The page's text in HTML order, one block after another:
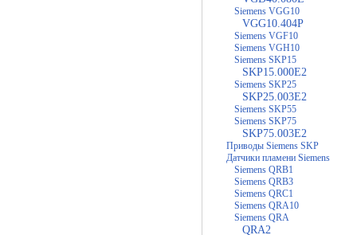
Siemens VGG10
VGG10.404P
Siemens VGF10
Siemens VGH10
Siemens SKP15
SKP15.000E2
Siemens SKP25
SKP25.003E2
Siemens SKP55
Siemens SKP75
SKP75.003E2
Приводы Siemens SKP
Датчики пламени Siemens
Siemens QRB1
Siemens QRB3
Siemens QRC1
Siemens QRA10
Siemens QRA
QRA2